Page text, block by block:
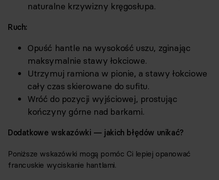
naturalne krzywizny kręgosłupa.
Ruch:
Opuść hantle na wysokość uszu, zginając
maksymalnie stawy łokciowe.
Utrzymuj ramiona w pionie, a stawy łokciowe
cały czas skierowane do sufitu.
Wróć do pozycji wyjściowej, prostując
kończyny górne nad barkami.
Dodatkowe wskazówki — jakich błędów unikać?
Poniższe wskazówki mogą pomóc Ci lepiej opanować
francuskie wyciskanie hantlami.